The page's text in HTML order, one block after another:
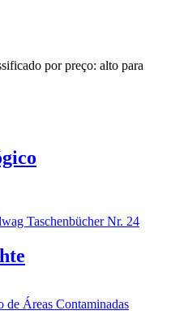
por preço: alto para